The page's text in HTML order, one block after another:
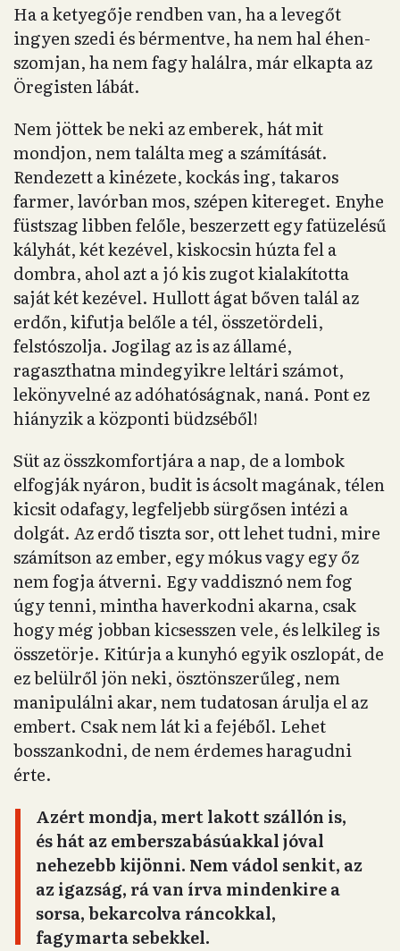
Ha a ketyegője rendben van, ha a levegőt
ingyen szedi és bérmentve, ha nem hal éhen-
szomjan, ha nem fagy halálra, már elkapta az
Öregisten lábát.
Nem jöttek be neki az emberek, hát mit
mondjon, nem találta meg a számítását.
Rendezett a kinézete, kockás ing, takaros
farmer, lavórban mos, szépen kitereget. Enyhe
füstszag libben felőle, beszerzett egy fatüzelésű
kályhát, két kezével, kiskocsin húzta fel a
dombra, ahol azt a jó kis zugot kialakította
saját két kezével. Hullott ágat bőven talál az
erdőn, kifutja belőle a tél, összetördeli,
felstószolja. Jogilag az is az államé,
ragaszthatna mindegyikre leltári számot,
lekönyvelné az adóhatóságnak, naná. Pont ez
hiányzik a központi büdzséből!
Süt az összkomfortjára a nap, de a lombok
elfogják nyáron, budit is ácsolt magának, télen
kicsit odafagy, legfeljebb sürgősen intézi a
dolgát. Az erdő tiszta sor, ott lehet tudni, mire
számítson az ember, egy mókus vagy egy őz
nem fogja átverni. Egy vaddisznó nem fog
úgy tenni, mintha haverkodni akarna, csak
hogy még jobban kicsesszen vele, és lelkileg is
összetörje. Kitúrja a kunyhó egyik oszlopát, de
ez belülről jön neki, ösztönszerűleg, nem
manipulálni akar, nem tudatosan árulja el az
embert. Csak nem lát ki a fejéből. Lehet
bosszankodni, de nem érdemes haragudni
érte.
Azért mondja, mert lakott szállón is,
és hát az emberszabásúakkal jóval
nehezebb kijönni. Nem vádol senkit, az
az igazság, rá van írva mindenkire a
sorsa, bekarcolva ráncokkal,
fagymarta sebekkel.